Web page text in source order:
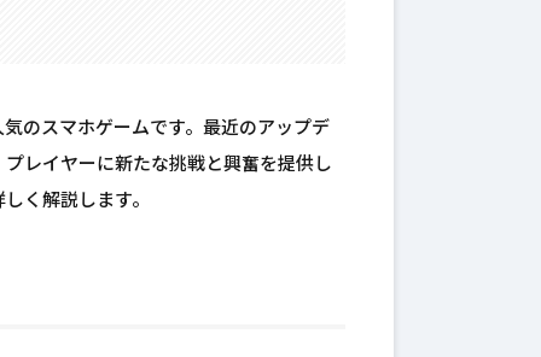
のスマホゲームです。最近のアップデ
レイヤーに新たな挑戦と興奮を提供し
く解説します。